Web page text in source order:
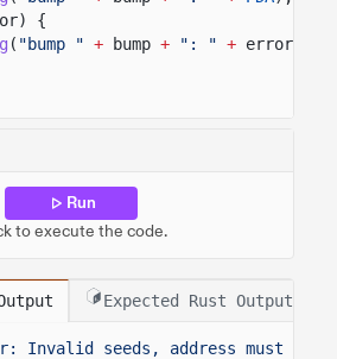
{
( "bump " + bump + ": " + error);
Run
to execute the code.
Expected Rust Output
Invalid seeds, address must